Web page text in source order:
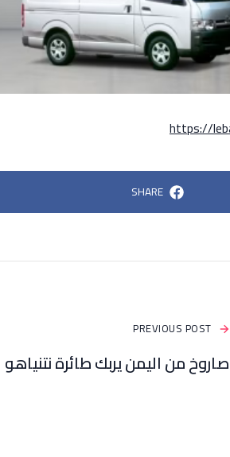
https://
SHARE
PREVIOUS POST
صاروخ من اليمن يربك طائرة نتنياهو